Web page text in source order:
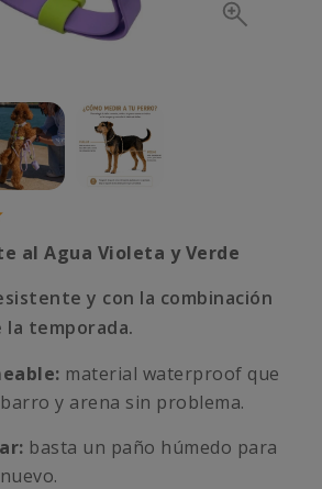
al Agua Violeta y Verde
y con la combinación
la temporada.
material waterproof que
y arena sin problema.
basta un paño húmedo para